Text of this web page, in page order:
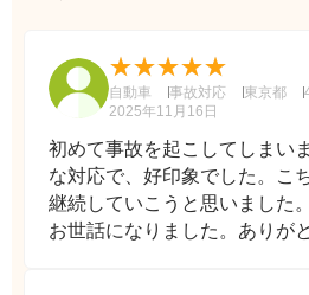
自動車 事故対応 東京都
2025年11月16日
初めて事故を起こしてしまい
な対応で、好印象でした。こ
継続していこうと思いました
お世話になりました。ありが